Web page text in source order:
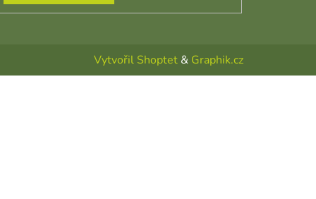
Vytvořil Shoptet & Graphik.cz